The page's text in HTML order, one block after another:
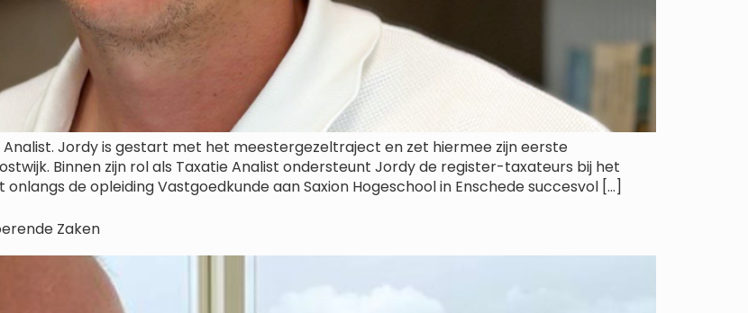
Jordy is gestart met het meestergezeltraject en zet hiermee zijn eerste
Binnen zijn rol als Taxatie Analist ondersteunt Jordy de register-taxateurs bij het
de opleiding Vastgoedkunde aan Saxion Hogeschool in Enschede succesvol […]
Zaken